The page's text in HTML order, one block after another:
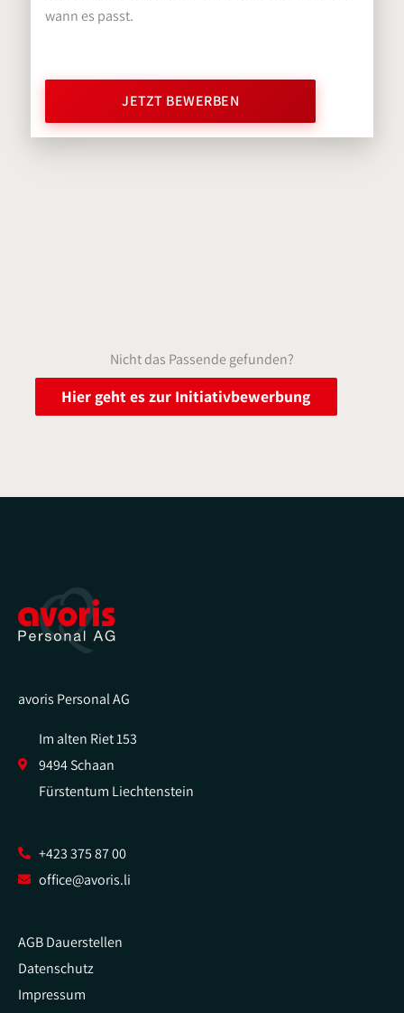
wann es passt.
JETZT BEWERBEN
Nicht das Passende gefunden?
Hier geht es zur Initiativbewerbung
avoris Personal AG
Im alten Riet 153
9494 Schaan
Fürstentum Liechtenstein
+423 375 87 00
office@avoris.li
AGB Dauerstellen
Datenschutz
Impressum